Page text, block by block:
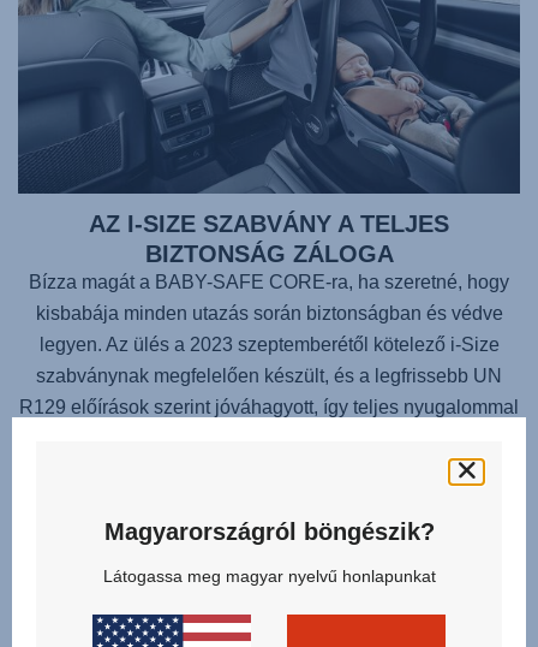
AZ I-SIZE SZABVÁNY A TELJES
BIZTONSÁG ZÁLOGA
Bízza magát a BABY-SAFE CORE-ra, ha szeretné, hogy
kisbabája minden utazás során biztonságban és védve
legyen. Az ülés a 2023 szeptemberétől kötelező i-Size
szabványnak megfelelően készült, és a legfrissebb UN
R129 előírások szerint jóváhagyott, így teljes nyugalommal
Magyarországról böngészik?
Látogassa meg magyar nyelvű honlapunkat